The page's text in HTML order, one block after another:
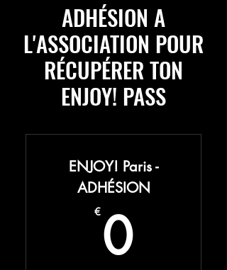
ADHÉSION A
L'ASSOCIATION POUR
RÉCUPÉRER TON
ENJOY! PASS
ENJOY! Paris -
ADHÉSION
€ 00€